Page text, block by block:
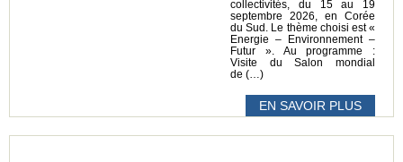
collectivités, du 15 au 19
septembre 2026, en Corée
du Sud. Le thème choisi est «
Energie – Environnement –
Futur ». Au programme :
Visite du Salon mondial
de (…)
EN SAVOIR PLUS